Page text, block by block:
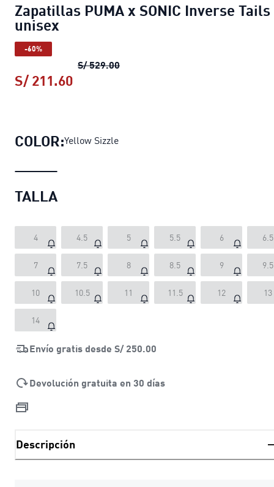
Zapatillas PUMA x SONIC Inverse Tails
unisex
-60%
S/ 529.00Zapatillas PUMA x SONIC Inverse
S/ 211.60
COLOR:Yellow Sizzle
TALLA
4 4.5 5 5.5 6 6.5
7 7.5 8 8.5 9 9.5
10 10.5 11 11.5 12 13
14
Envío gratis desde S/ 250.00
Devolución gratuita en 30 días
Descripción